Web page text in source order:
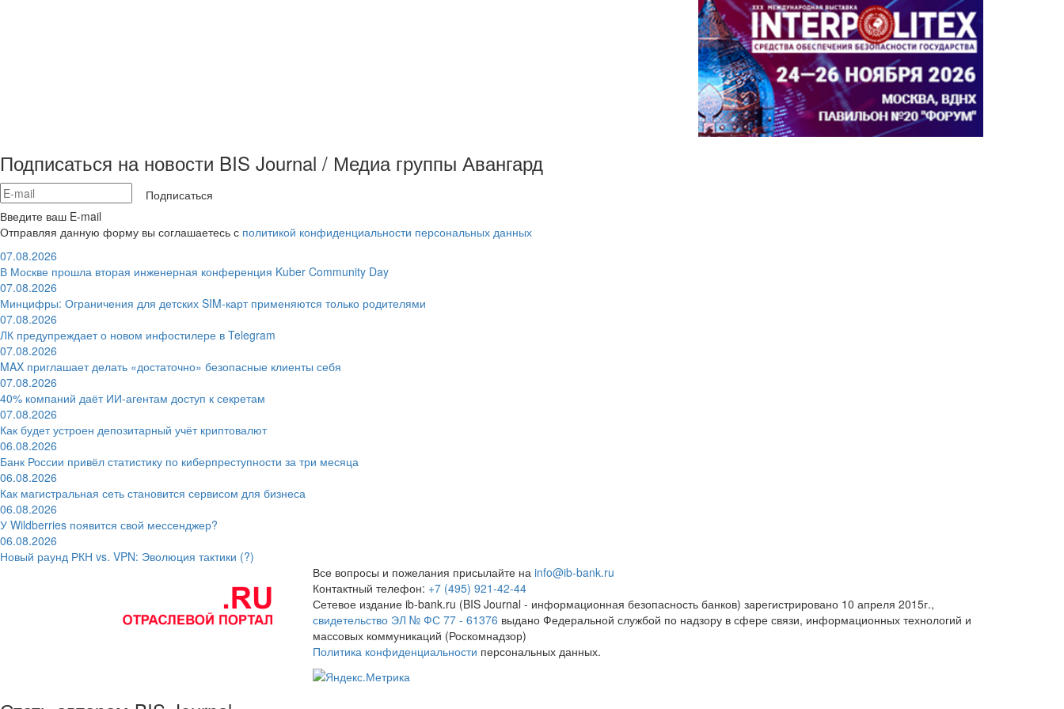
Подписаться на новости BIS Journal / Медиа группы Авангард
Подписаться
Введите ваш E-mail
Отправляя данную форму вы соглашаетесь с политикой конфиденциальности персональных данных
07.08.2026
В Москве прошла вторая инженерная конференция Kuber Community Day
07.08.2026
Минцифры: Ограничения для детских SIM-карт применяются только родителями
07.08.2026
ЛК предупреждает о новом инфостилере в Telegram
07.08.2026
MAX приглашает делать «достаточно» безопасные клиенты себя
07.08.2026
40% компаний даёт ИИ‑агентам доступ к секретам
07.08.2026
Как будет устроен депозитарный учёт криптовалют
06.08.2026
Банк России привёл статистику по киберпреступности за три месяца
06.08.2026
Как магистральная сеть становится сервисом для бизнеса
06.08.2026
У Wildberries появится свой мессенджер?
06.08.2026
Новый раунд РКН vs. VPN: Эволюция тактики (?)
Все вопросы и пожелания присылайте на info@ib-bank.ru
Контактный телефон: +7 (495) 921-42-44
Сетевое издание ib-bank.ru (BIS Journal - информационная безопасность банков) зарегистрировано 10 апреля 2015г.,
свидетельство ЭЛ № ФС 77 - 61376 выдано Федеральной службой по надзору в сфере связи, информационных технологий и
массовых коммуникаций (Роскомнадзор)
Политика конфиденциальности персональных данных.